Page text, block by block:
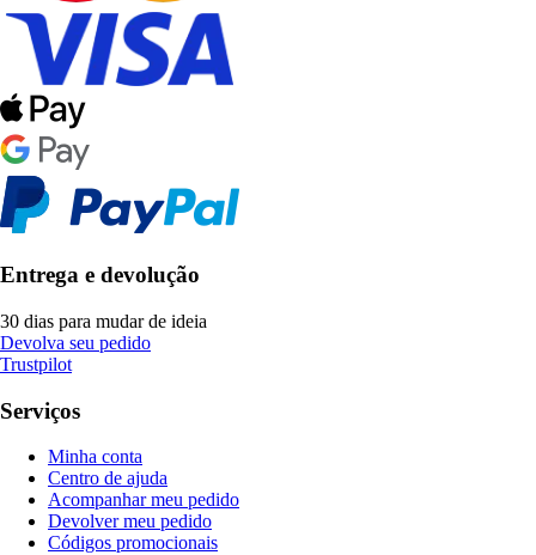
Entrega e devolução
30 dias para mudar de ideia
Devolva seu pedido
Trustpilot
Serviços
Minha conta
Centro de ajuda
Acompanhar meu pedido
Devolver meu pedido
Códigos promocionais